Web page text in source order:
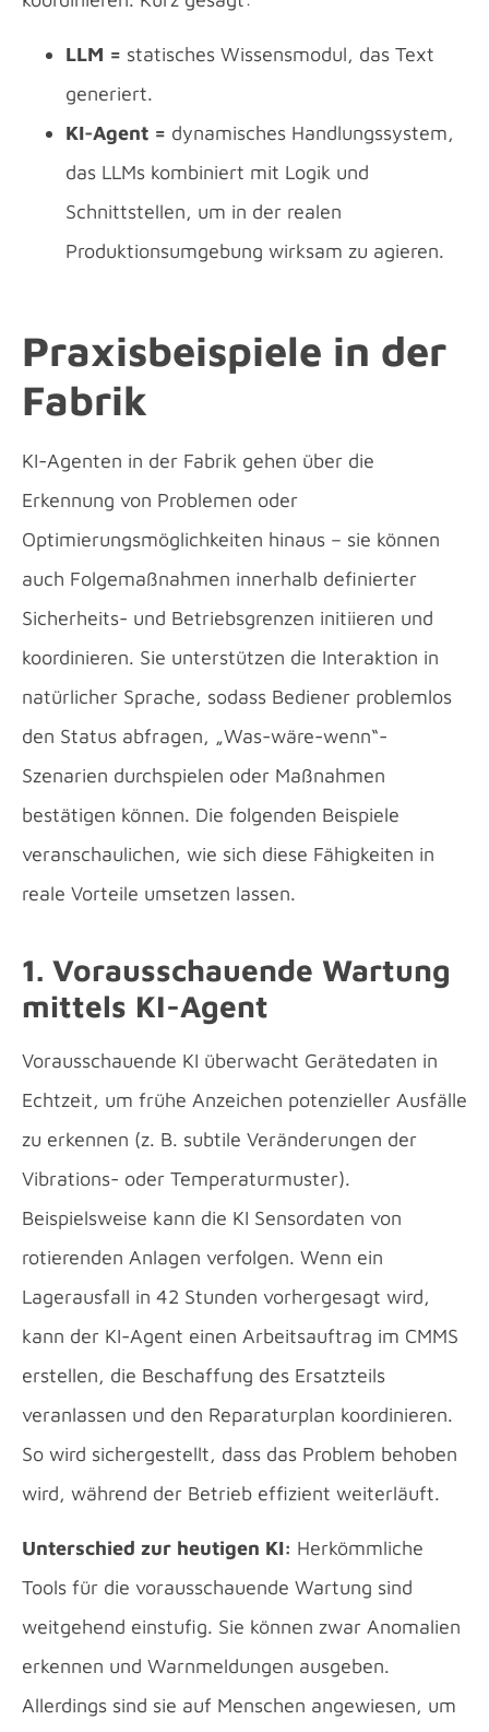
LLM = statisches Wissensmodul, das Text
generiert.
KI-Agent = dynamisches Handlungssystem,
das LLMs kombiniert mit Logik und
Schnittstellen, um in der realen
Produktionsumgebung wirksam zu agieren.
Praxisbeispiele in der
Fabrik
KI-Agenten in der Fabrik gehen über die
Erkennung von Problemen oder
Optimierungsmöglichkeiten hinaus – sie können
auch Folgemaßnahmen innerhalb definierter
Sicherheits- und Betriebsgrenzen initiieren und
koordinieren. Sie unterstützen die Interaktion in
natürlicher Sprache, sodass Bediener problemlos
den Status abfragen, „Was-wäre-wenn“-
Szenarien durchspielen oder Maßnahmen
bestätigen können. Die folgenden Beispiele
veranschaulichen, wie sich diese Fähigkeiten in
reale Vorteile umsetzen lassen.
1. Vorausschauende Wartung
mittels KI-Agent
Vorausschauende KI überwacht Gerätedaten in
Echtzeit, um frühe Anzeichen potenzieller Ausfälle
zu erkennen (z. B. subtile Veränderungen der
Vibrations- oder Temperaturmuster).
Beispielsweise kann die KI Sensordaten von
rotierenden Anlagen verfolgen. Wenn ein
Lagerausfall in 42 Stunden vorhergesagt wird,
kann der KI-Agent einen Arbeitsauftrag im CMMS
erstellen, die Beschaffung des Ersatzteils
veranlassen und den Reparaturplan koordinieren.
So wird sichergestellt, dass das Problem behoben
wird, während der Betrieb effizient weiterläuft.
Unterschied zur heutigen KI: Herkömmliche
Tools für die vorausschauende Wartung sind
weitgehend einstufig. Sie können zwar Anomalien
erkennen und Warnmeldungen ausgeben.
Allerdings sind sie auf Menschen angewiesen, um